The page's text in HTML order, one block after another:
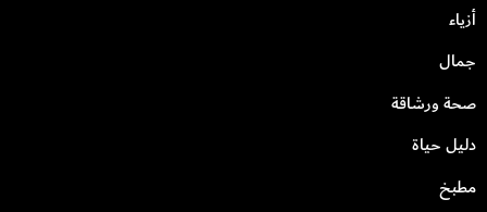
أزياء
جمال
صحة ورشاقة
دليل حياة
مطبخ